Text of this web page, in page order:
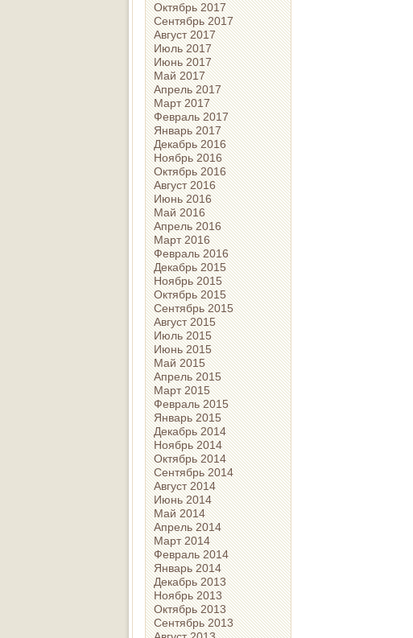
Октябрь 2017
Сентябрь 2017
Август 2017
Июль 2017
Июнь 2017
Май 2017
Апрель 2017
Март 2017
Февраль 2017
Январь 2017
Декабрь 2016
Ноябрь 2016
Октябрь 2016
Август 2016
Июнь 2016
Май 2016
Апрель 2016
Март 2016
Февраль 2016
Декабрь 2015
Ноябрь 2015
Октябрь 2015
Сентябрь 2015
Август 2015
Июль 2015
Июнь 2015
Май 2015
Апрель 2015
Март 2015
Февраль 2015
Январь 2015
Декабрь 2014
Ноябрь 2014
Октябрь 2014
Сентябрь 2014
Август 2014
Июнь 2014
Май 2014
Апрель 2014
Март 2014
Февраль 2014
Январь 2014
Декабрь 2013
Ноябрь 2013
Октябрь 2013
Сентябрь 2013